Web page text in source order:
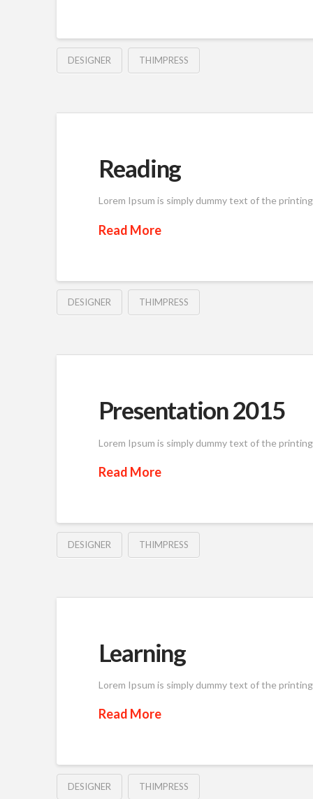
DESIGNER THIMPRESS
Reading
Lorem Ipsum is simply dummy text of the
Read More
DESIGNER THIMPRESS
Presentation 2015
Lorem Ipsum is simply dummy text of the
Read More
DESIGNER THIMPRESS
Learning
Lorem Ipsum is simply dummy text of the
Read More
DESIGNER THIMPRESS